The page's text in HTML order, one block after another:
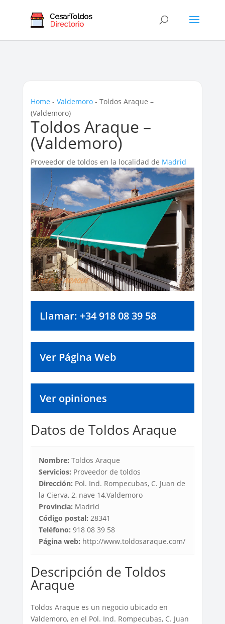
Home - Valdemoro- Toldos Araque –
(Valdemoro)
Toldos Araque –
(Valdemoro)
Proveedor de toldos en la localidad de Madrid
Llamar: +34 918 08 39 58
Ver Página Web
Ver opiniones
Datos de Toldos Araque
Nombre: Toldos Araque
Servicios: Proveedor de toldos
Dirección: Pol. Ind. Rompecubas, C. Juan de
la Cierva, 2, nave 14,Valdemoro
Provincia: Madrid
Código postal: 28341
Teléfono: 918 08 39 58
Página web: http://www.toldosaraque.com/
Descripción de Toldos
Araque
Toldos Araque es un negocio ubicado en
Valdemoro, en el Pol. Ind. Rompecubas, C. Juan